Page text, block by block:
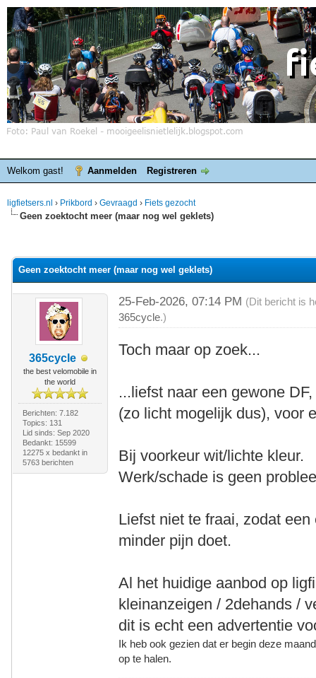
Welkom gast! Aanmelden Registreren
ligfietsers.nl › Prikbord › Gevraagd › Fiets gezocht
Geen zoektocht meer (maar nog wel geklets)
Geen zoektocht meer (maar nog wel geklets)
365cycle
the best velomobile in
the world
Berichten: 7.182
Topics: 131
Lid sinds: Sep 2020
Bedankt: 15599
12275 x bedankt in
5763 berichten
25-Feb-2026, 07:14 PM (Dit bericht is
365cycle.)
Toch maar op zoek...
...liefst naar een gewone
(zo licht mogelijk dus), voor
Bij voorkeur wit/lichte kleur.
Werk/schade is geen
Liefst niet te fraai, zodat
minder pijn doet.
Al het huidige aanbod op
kleinanzeigen / 2dehands /
dit is echt een advertentie
Ik heb ook gezien dat er begin deze
op te halen.